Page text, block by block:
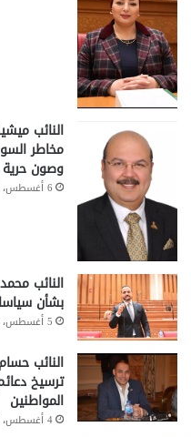
النائب
مخاطر
وصون حرية
6 أغسطس، 2026
النائب
بشأن
5 أغسطس، 2026
النائب
ترسيخ
المواطنين
4 أغسطس، 2026